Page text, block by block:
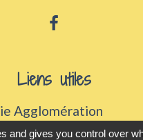
Liens utiles
Agglomération
and gives you control over